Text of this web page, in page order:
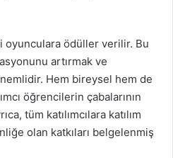
oyunculara ödüller verilir. Bu
artırmak ve
Hem bireysel hem de
öğrencilerin çabalarının
tüm katılımcılara katılım
olan katkıları belgelenmiş